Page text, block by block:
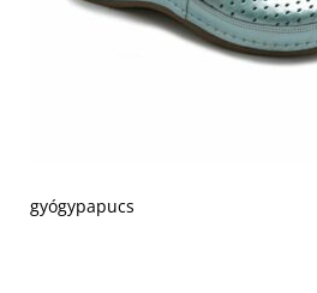
gyógypapucs